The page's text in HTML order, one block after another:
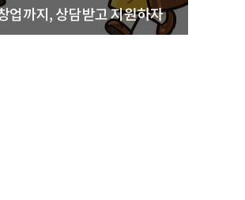
업까지, 상담받고 지원하자